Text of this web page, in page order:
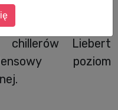
najnowsza linia,
moduł
chillerów Liebert
poziom